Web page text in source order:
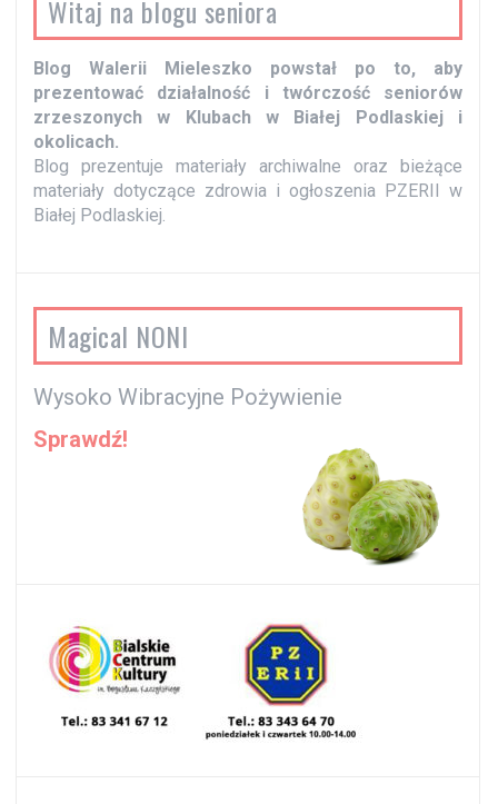
p
i
s
y
Witaj na blogu seniora
Blog Walerii Mieleszko powstał po to, aby
prezentować działalność i twórczość seniorów
zrzeszonych w Klubach w Białej Podlaskiej i
okolicach.
Blog prezentuje materiały archiwalne oraz bieżące
materiały dotyczące zdrowia i ogłoszenia PZERII w
Białej Podlaskiej.
Magical NONI
Wysoko Wibracyjne Pożywienie
Sprawdź!